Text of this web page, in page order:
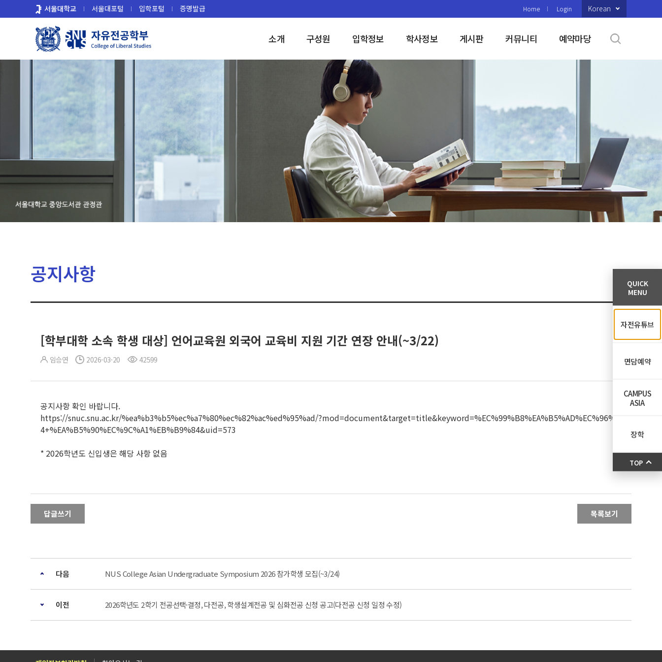
로
서울대학교 서울대포털 입학포털 증명발급 Home Login Korean
소개 구성원 입학정보 학사정보 게시판 커뮤니티 예약마당
공지사항
[학부대학 소속 학생 대상] 언어교육원 외국어 교육비 지원 기간 연장 안내(~3/22)
임승연 2026-03-20 42599
공지사항 확인 바랍니다.
https://snuc.snu.ac.kr/%ea%b3%b5%ec%a7%80%ec%82%ac%ed%95%ad/?mod=document&target=title&keyword=%EC%99%B8%EA%B5%AD%EC%96%B
4+%EA%B5%90%EC%9C%A1%EB%B9%84&uid=573
* 2026학년도 신입생은 해당 사항 없음
답글쓰기 목록보기
다음 NUS College Asian Undergraduate Symposium 2026 참가학생 모집(~3/24)
이전 2026학년도 2학기 전공선택·결정, 다전공, 학생설계전공 및 심화전공 신청 공고(다전공 신청 일정 수정)
QUICK
MENU
자전유튜브
면담예약
CAMPUS
ASIA
장학
TOP